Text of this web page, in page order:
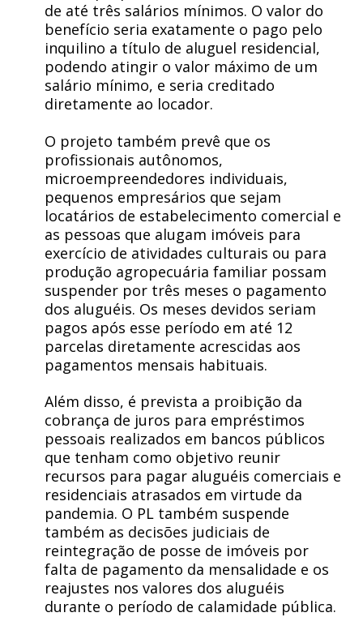
de até três salários mínimos. O valor do
benefício seria exatamente o pago pelo
inquilino a título de aluguel residencial,
podendo atingir o valor máximo de um
salário mínimo, e seria creditado
diretamente ao locador.
O projeto também prevê que os
profissionais autônomos,
microempreendedores individuais,
pequenos empresários que sejam
locatários de estabelecimento comercial e
as pessoas que alugam imóveis para
exercício de atividades culturais ou para
produção agropecuária familiar possam
suspender por três meses o pagamento
dos aluguéis. Os meses devidos seriam
pagos após esse período em até 12
parcelas diretamente acrescidas aos
pagamentos mensais habituais.
Além disso, é prevista a proibição da
cobrança de juros para empréstimos
pessoais realizados em bancos públicos
que tenham como objetivo reunir
recursos para pagar aluguéis comerciais e
residenciais atrasados em virtude da
pandemia. O PL também suspende
também as decisões judiciais de
reintegração de posse de imóveis por
falta de pagamento da mensalidade e os
reajustes nos valores dos aluguéis
durante o período de calamidade pública.